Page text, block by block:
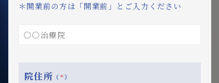
＊開業前の方は「開業前」とご入力ください
院住所 （*）